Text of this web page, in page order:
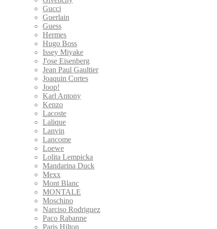
Gucci
Guerlain
Guess
Hermes
Hugo Boss
Issey Miyake
J'ose Eisenberg
Jean Paul Gaultier
Joaquin Cortes
Joop!
Karl Antony
Kenzo
Lacoste
Lalique
Lanvin
Lancome
Loewe
Lolita Lempicka
Mandarina Duck
Mexx
Mont Blanc
MONTALE
Moschino
Narciso Rodriguez
Paco Rabanne
Paris Hilton